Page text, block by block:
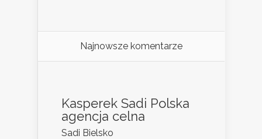
Najnowsze komentarze
Kasperek Sadi Polska
agencja celna
Sadi Bielsko